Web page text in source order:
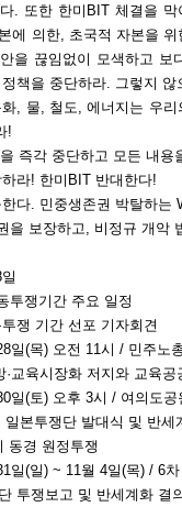
. 또한 한미BIT 체결을
에 의한, 초국적 자본을
을 끊임없이 모색하고
책을 중단하라. 그렇지
, 물, 철도, 에너지는 우
!
즉각 중단하고 모든 내용
라! 한미BIT 반대한다!
다. 민중생존권 박탈하는
을 보장하고, 비정규 개악
투쟁기간 주요 일정
쟁 기간 선포 기자회견
일(목) 오전 11시 / 민주노
·교육시장화 저지와 교육
일(토) 오후 3시 / 여의도
일본투쟁단 발대식 및 반
동경 원정투쟁
일(일) ~ 11월 4일(목) / 6
투쟁보고 및 반세계화 결